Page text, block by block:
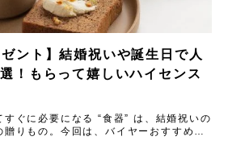
ント】結婚祝いや誕生日で人
！もらって嬉しいハイセンス
ぐに必要になる “食器” は、結婚祝いの
りもの。今回は、バイヤーおすすめの